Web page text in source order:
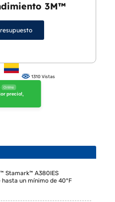
3M™
Online
precio!,
1310 Vistas
Stamark™ A380IES
un mínimo de 40°F